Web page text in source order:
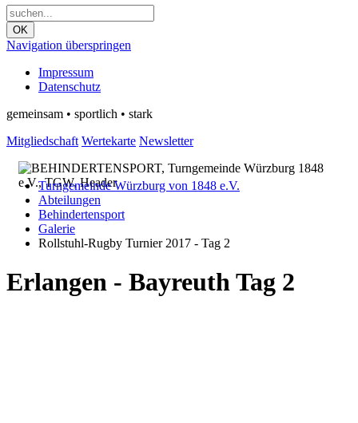
OK
Navigation überspringen
Impressum
Datenschutz
gemeinsam • sportlich • stark
Mitgliedschaft Wertekarte Newsletter
Turngemeinde Würzburg von 1848 e.V.
Abteilungen
Behindertensport
Galerie
Rollstuhl-Rugby Turnier 2017 - Tag 2
Erlangen - Bayreuth Tag 2